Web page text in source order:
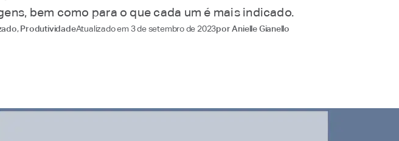
bem como para o que cada um é mais indicado.
,ProdutividadeAtualizado em3 de setembro de 2023porAnielle Gianello